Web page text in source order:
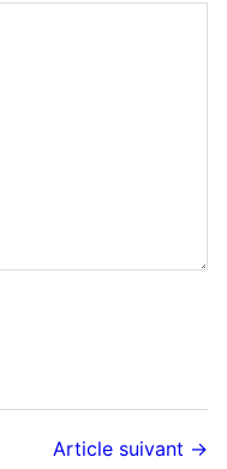
Article suivant →